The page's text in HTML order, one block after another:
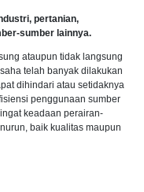
pertanian,
sumber lainnya.
ataupun tidak langsung
telah banyak dilakukan
dihindari atau setidaknya
penggunaan sumber
keadaan perairan-
baik kualitas maupun